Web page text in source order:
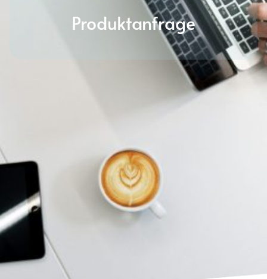
Produktanfrage